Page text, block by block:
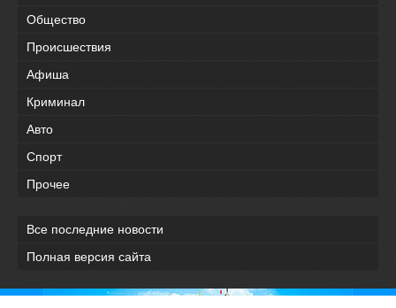
Общество
Происшествия
Афиша
Криминал
Авто
Спорт
Прочее
Все последние новости
Полная версия сайта